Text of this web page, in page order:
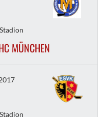
MÜNCHEN